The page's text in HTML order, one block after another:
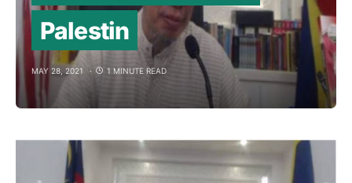
Palestin
MAY 28, 2021 1 MINUTE READ